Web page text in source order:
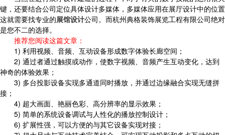
键，还要结合公司定位具体设计多媒体，多媒体应用在展厅设计中的位置
这就需要找专业的展馆设计公司。而杭州典格装饰展览工程有限公司绝对
是您不二的选择。
推荐您阅读这篇文章：
1) 利用视频、音频、互动设备形成数字体验长廊空间；
2) 通过者通过触摸或动作，使数字视频、音频产生互动变化，达到
神奇的体验效果；
3) 多台投影设备实现多通道同时播放，并通过边缘融合实现无缝拼
接；
4) 超大画面、艳丽色彩、高分辨率的显示效果；
5) 简单的系统设备调试与人性化的播放控制设计；
6) 扩展性强，可以方便的与其它设备实现对接；